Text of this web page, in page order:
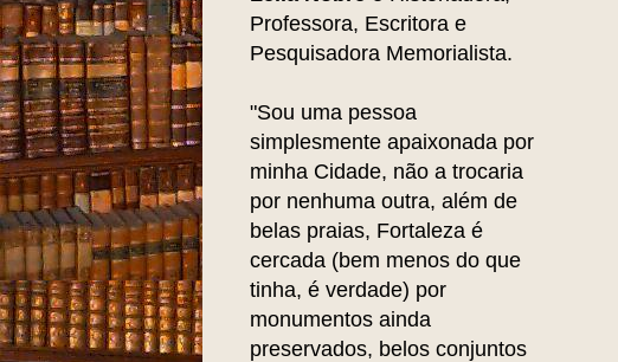
Professora, Escritora e
Pesquisadora Memorialista.
"Sou uma pessoa
simplesmente apaixonada por
minha Cidade, não a trocaria
por nenhuma outra, além de
belas praias, Fortaleza é
cercada (bem menos do que
tinha, é verdade) por
monumentos ainda
preservados, belos conjuntos